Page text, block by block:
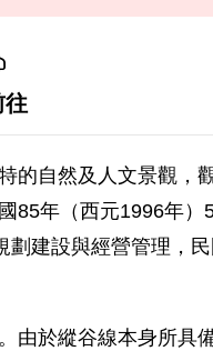
往
自然及人文景觀，
年（西元1996年
建設與經營管理，
於縱谷線本身所具